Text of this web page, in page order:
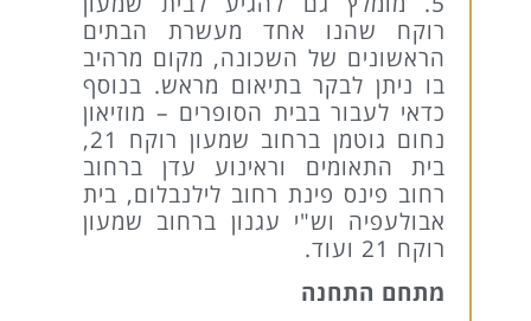
רוקח שהנו אחד מעשרת הבתים
הראשונים של השכונה, מקום מרהיב
בו ניתן לבקר בתיאום מראש. בנוסף
כדאי לעבור בבית הסופרים – מוזיאון
נחום גוטמן ברחוב שמעון רוקח 21,
בית התאומים וראינוע עדן ברחוב
רחוב פינס פינת רחוב לילנבלום, בית
אבולעפיה וש"י עגנון ברחוב שמעון
רוקח 21 ועוד.
מתחם התחנה